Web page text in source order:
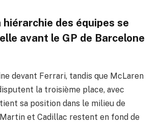
hiérarchie des équipes se
avant le GP de Barcelone
devant Ferrari, tandis que McLaren
la troisième place, avec
sa position dans le milieu de
et Cadillac restent en fond de